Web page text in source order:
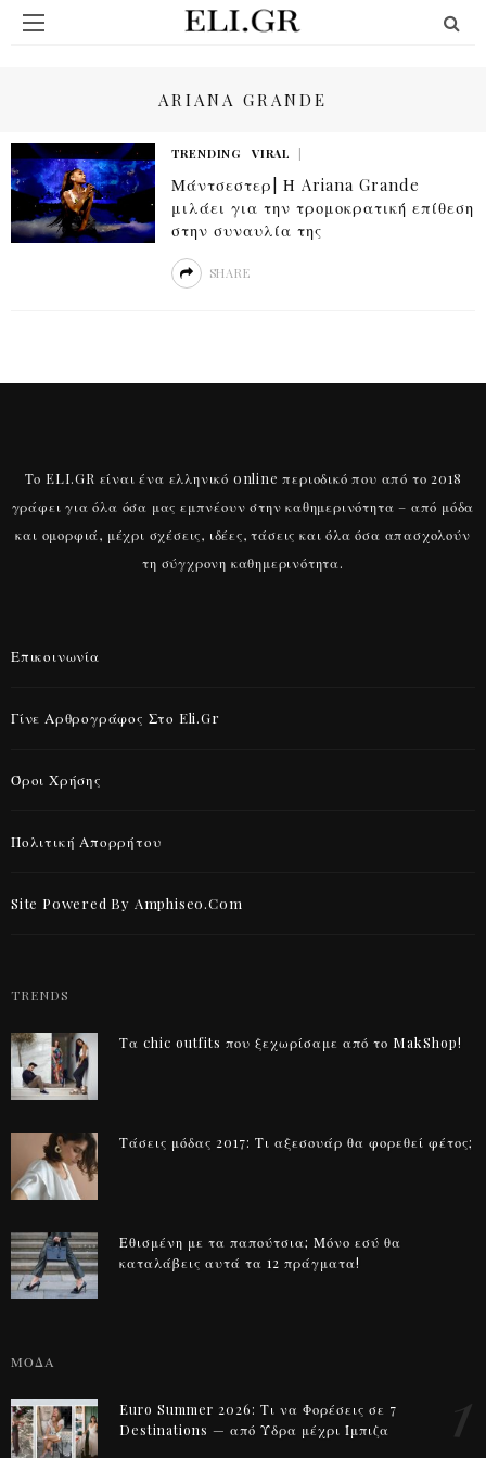
ARIANA GRANDE
TRENDING VIRAL
Μάντσεστερ| Η Ariana Grande
μιλάει για την τρομοκρατική επίθεση
στην συναυλία της
SHARE
Το ELI.GR είναι ένα ελληνικό online περιοδικό που από το 2018
γράφει για όλα όσα μας εμπνέουν στην καθημερινότητα – από μόδα
και ομορφιά, μέχρι σχέσεις, ιδέες, τάσεις και όλα όσα απασχολούν
τη σύγχρονη καθημερινότητα.
Επικοινωνία
Γίνε Αρθρογράφος Στο Eli.gr
Όροι Χρήσης
Πολιτική Απορρήτου
Site Powered By Amphiseo.com
TRENDS
Τα chic outfits που ξεχωρίσαμε από το MakShop!
Τάσεις μόδας 2017: Τι αξεσουάρ θα φορεθεί φέτος;
Εθισμένη με τα παπούτσια; Μόνο εσύ θα
καταλάβεις αυτά τα 12 πράγματα!
ΜΟΔΑ
Euro Summer 2026: Τι να Φορέσεις σε 7
Destinations — από Ύδρα μέχρι Ίμπιζα
1